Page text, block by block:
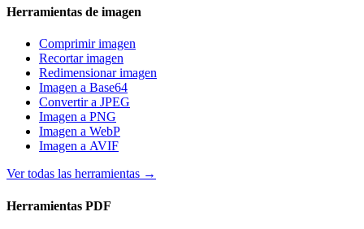
Herramientas de imagen
Comprimir imagen
Recortar imagen
Redimensionar imagen
Imagen a Base64
Convertir a JPEG
Imagen a PNG
Imagen a WebP
Imagen a AVIF
Ver todas las herramientas →
Herramientas PDF